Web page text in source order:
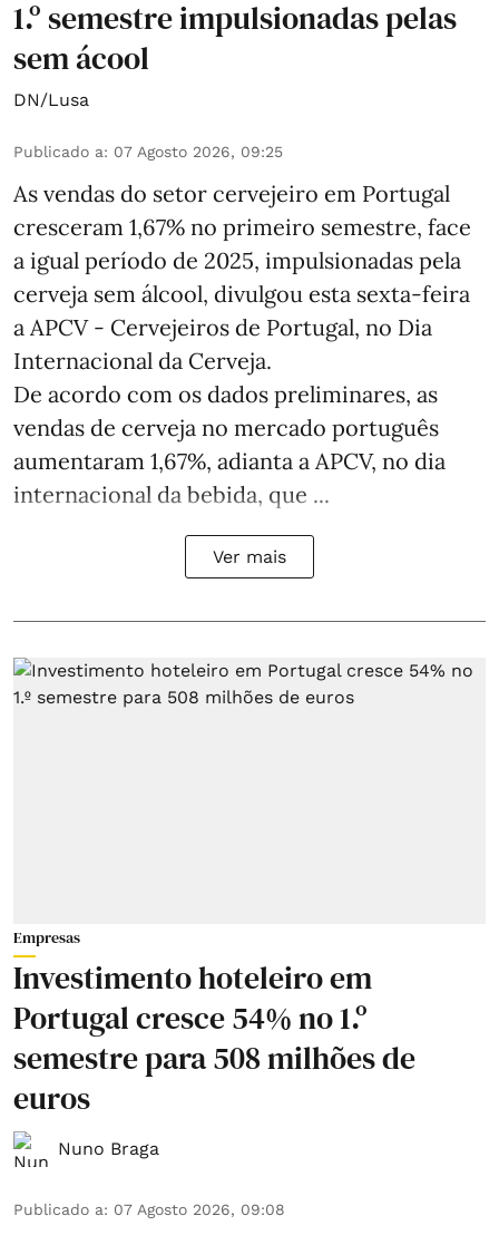
1.º semestre impulsionadas pelas
sem ácool
DN/Lusa
Publicado a: 07 Agosto 2026, 09:25
As vendas do setor cervejeiro em Portugal
cresceram 1,67% no primeiro semestre, face
a igual período de 2025, impulsionadas pela
cerveja sem álcool, divulgou esta sexta-feira
a APCV - Cervejeiros de Portugal, no Dia
Internacional da Cerveja.
De acordo com os dados preliminares, as
vendas de cerveja no mercado português
aumentaram 1,67%, adianta a APCV, no dia
internacional da bebida, que ...
Ver mais
Empresas
Investimento hoteleiro em
Portugal cresce 54% no 1.º
semestre para 508 milhões de
euros
Nuno Braga
Publicado a: 07 Agosto 2026, 09:08